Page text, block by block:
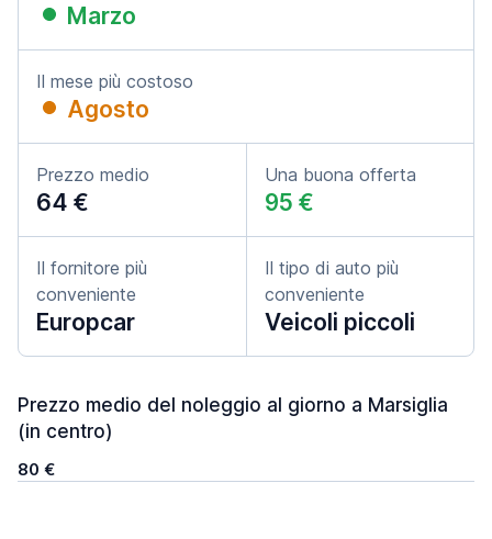
Marzo
Il mese più costoso
Agosto
Prezzo medio
64 €
Una buona offerta
95 €
Il fornitore più
conveniente
Europcar
Il tipo di auto più
conveniente
Veicoli piccoli
Prezzo medio del noleggio al giorno a Marsiglia
(in centro)
80 €